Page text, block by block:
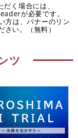
く場合には、
が必要です。
方は、バナーのリン
い。（無料）
ツ